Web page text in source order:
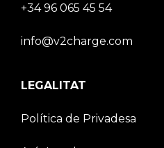
+34 96 065 45 54
info@v2charge.com
LEGALITAT
Política de Privadesa